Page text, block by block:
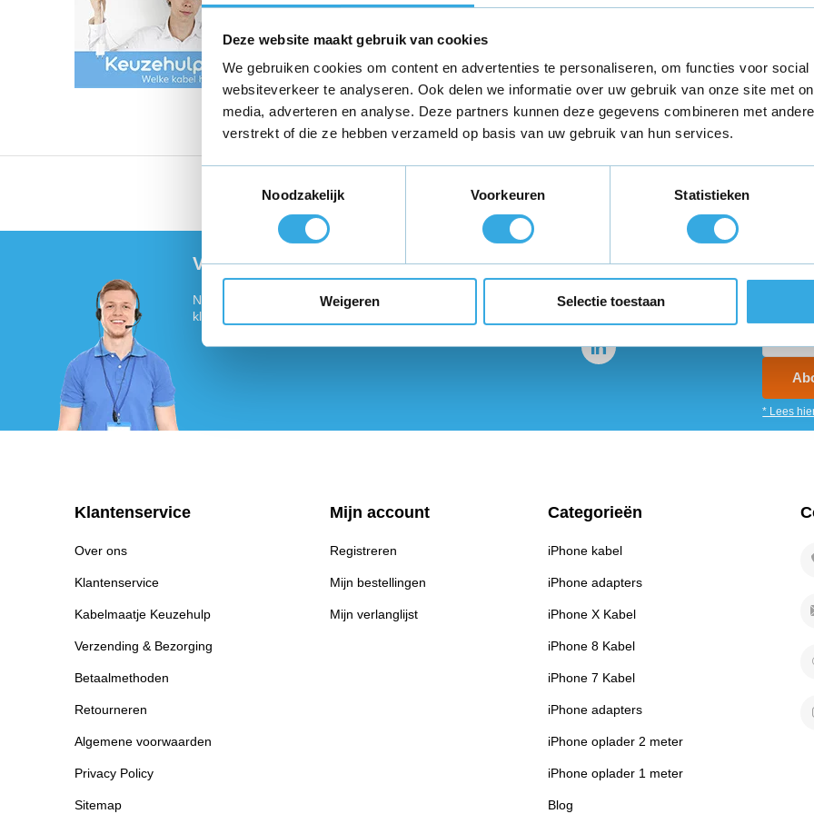
Deze website maakt gebruik van cookies
We gebruiken cookies om content en advertenties te personaliseren, om functies voor
websiteverkeer te analyseren. Ook delen we informatie over uw gebruik van onze site met
media, adverteren en analyse. Deze partners kunnen deze gegevens combineren met
verstrekt of die ze hebben verzameld op basis van uw gebruik van hun services.
Noodzakelijk
Voorkeuren Statistieken
Weigeren Selectie toestaan
Vandaag voor 18:00 besteld, morgen in huis* Gratis verzendingbinnen
Vragen of meer informatie?
Neem contact met ons op! Onze klantenservice staat voor je
klaar :)
Volg ons
* Lees
Klantenservice
Over ons
Klantenservice
Kabelmaatje Keuzehulp
Verzending & Bezorging
Betaalmethoden
Retourneren
Algemene voorwaarden
Privacy Policy
Sitemap
Mijn account
Registreren
Mijn bestellingen
Mijn verlanglijst
Categorieën
iPhone kabel
iPhone adapters
iPhone X Kabel
iPhone 8 Kabel
iPhone 7 Kabel
iPhone adapters
iPhone oplader 2 meter
iPhone oplader 1 meter
Blog